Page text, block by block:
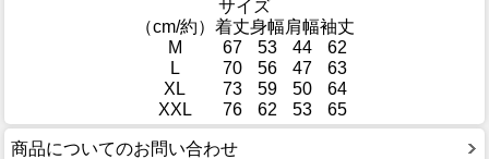
サイズ
（cm/約） 着丈身幅肩幅袖丈
M
67 53 44
62
L
70 56 47
63
XL
73 59 50
64
XXL
76 62 53 65
商品についてのお問い合わせ